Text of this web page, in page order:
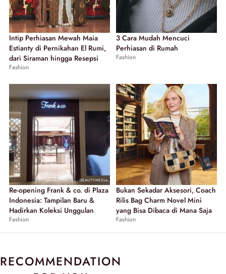
Intip Perhiasan Mewah Maia
Estianty di Pernikahan El Rumi,
dari Siraman hingga Resepsi
Fashion
3 Cara Mudah Mencuci
Perhiasan di Rumah
Fashion
Re-opening Frank & co. di Plaza
Indonesia: Tampilan Baru &
Hadirkan Koleksi Unggulan
Fashion
Bukan Sekadar Aksesori, Coach
Rilis Bag Charm Novel Mini
yang Bisa Dibaca di Mana Saja
Fashion
RECOMMENDATION